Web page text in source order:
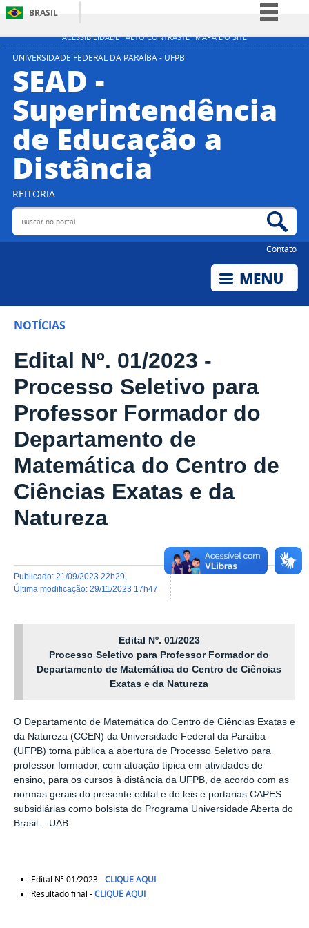
ACESSIBILIDADE ALTO CONTRASTE MAPA DO SITE
BRASIL
Simplifique!
Acesso à informação
Legislação
Canais
UNIVERSIDADE FEDERAL DA PARAÍBA - UFPB
SEAD -
Superintendência
de Educação a
Distância
REITORIA
Buscar no portal
Contato
NOTÍCIAS
Edital Nº. 01/2023 -
Processo Seletivo para
Professor Formador do
Departamento de
Matemática do Centro de
Ciências Exatas e da
Natureza
publicado: 21/09/2023 22h29
última modificação: 29/11/2023 17h47
Edital Nº. 01/2023
Processo Seletivo para Professor Formador do
Departamento de Matemática do Centro de Ciências
Exatas e da Natureza
O Departamento de Matemática do Centro de Ciências Exatas e
da Natureza (CCEN) da Universidade Federal da Paraíba
(UFPB) torna pública a abertura de Processo Seletivo para
professor formador, com atuação típica em atividades de
ensino, para os cursos à distância da UFPB, de acordo com as
normas gerais do presente edital e de leis e portarias CAPES
subsidiárias como bolsista do Programa Universidade Aberta do
Brasil – UAB.
Edital Nº 01/2023 -CLIQUE AQUI
Resultado final -CLIQUE AQUI